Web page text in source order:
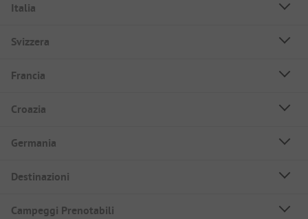
Italia
Svizzera
Francia
Croazia
Germania
Destinazioni
Campeggi Prenotabili